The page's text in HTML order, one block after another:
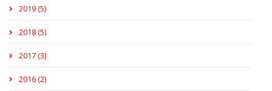
2019 (5)
2018 (5)
2017 (3)
2016 (2)